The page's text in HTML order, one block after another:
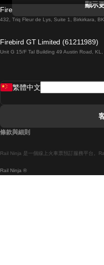
都柏林開
羅馬開
顯示
Firebird GT Limited (OC 1451)
432, Triq Fleur de Lys, Suite 1, Birkirkara,
Firebird GT Limited (61211989)
Unit G 15/F Tal Building 49 Austin Road,
Rail Ninja ®
Rail Ninja 是一個線上火車票預訂服務平台。
繁體中文
條款與細則